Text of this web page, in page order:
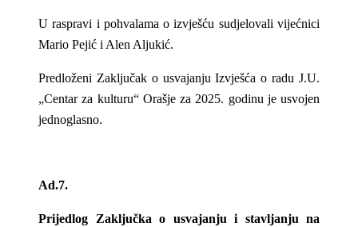
U raspravi i pohvalama o izvješću sudjelovali vijećnici
Mario Pejić i Alen Aljukić.
Predloženi Zaključak o usvajanju Izvješća o radu J.U.
„Centar za kulturu“ Orašje za 2025. godinu je usvojen
jednoglasno.
Ad.7.
Prijedlog Zaključka o usvajanju i stavljanju na